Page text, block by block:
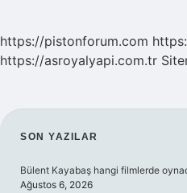
https://pistonforum.com
https://asroyalyapi.com.tr
SIDEBAR
SON YAZILAR
Bülent Kayabaş hangi filmlerde
Ağustos 6, 2026